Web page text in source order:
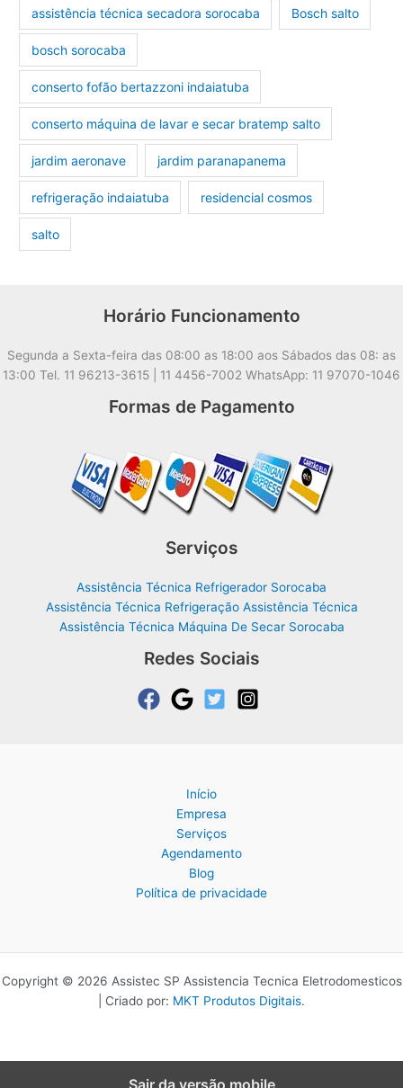
assistência técnica secadora sorocaba Bosch salto
bosch sorocaba
conserto fofão bertazzoni indaiatuba
conserto máquina de lavar e secar bratemp salto
jardim aeronave jardim paranapanema
refrigeração indaiatuba residencial cosmos
salto
Horário Funcionamento
Segunda a Sexta-feira das 08:00 as 18:00 aos Sábados das 08: as
13:00 Tel. 11 96213-3615 | 11 4456-7002 WhatsApp: 11 97070-1046
Formas de Pagamento
Serviços
Assistência Técnica Refrigerador Sorocaba
Assistência Técnica Refrigeração Assistência Técnica
Assistência Técnica Máquina De Secar Sorocaba
Redes Sociais
Início
Empresa
Serviços
Agendamento
Blog
Política de privacidade
Copyright © 2026 Assistec SP Assistencia Tecnica Eletrodomesticos
| Criado por: MKT Produtos Digitais.